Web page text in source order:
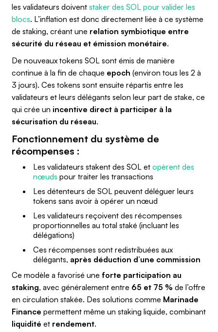
les validateurs doivent staker des SOL pour valider les
blocs. L’inflation est donc directement liée à ce système
de staking, créant une relation symbiotique entre
sécurité du réseau et émission monétaire.
De nouveaux tokens SOL sont émis de manière
continue à la fin de chaque epoch (environ tous les 2 à
3 jours). Ces tokens sont ensuite répartis entre les
validateurs et leurs délégants selon leur part de stake, ce
qui crée un incentive direct à participer à la
sécurisation du réseau.
Fonctionnement du système de
récompenses :
Les validateurs stakent des SOL et opèrent des
nœuds pour traiter les transactions
Les détenteurs de SOL peuvent déléguer leurs
tokens sans avoir à opérer un nœud
Les validateurs reçoivent des récompenses
proportionnelles au total staké (incluant les
délégations)
Ces récompenses sont redistribuées aux
délégants, après déduction d’une commission
Ce modèle a favorisé une forte participation au
staking, avec généralement entre 65 et 75 % de l’offre
en circulation stakée. Des solutions comme Marinade
Finance permettent même un staking liquide, combinant
liquidité et rendement.